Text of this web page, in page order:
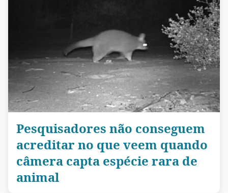
Pesquisadores não conseguem
acreditar no que veem quando
câmera capta espécie rara de
animal